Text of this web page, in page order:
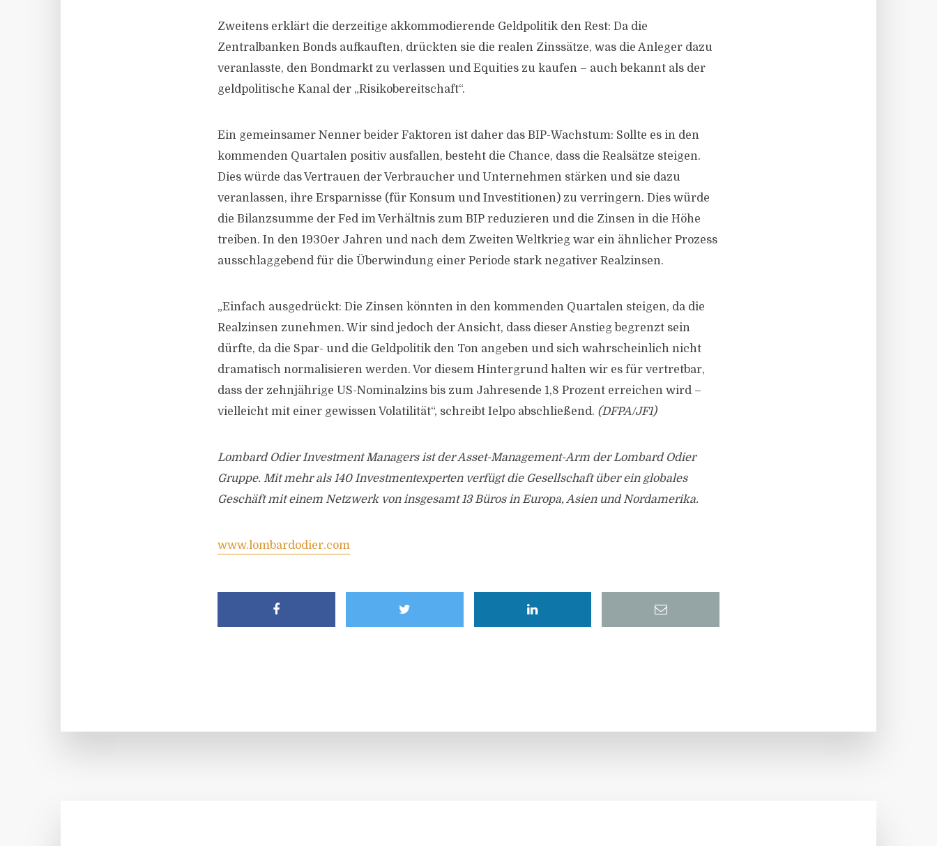
Zweitens erklärt die derzeitige akkommodierende Geldpolitik den Rest: Da die
Zentralbanken Bonds aufkauften, drückten sie die realen Zinssätze, was die Anleger dazu
veranlasste, den Bondmarkt zu verlassen und Equities zu kaufen – auch bekannt als der
geldpolitische Kanal der „Risikobereitschaft“.
Ein gemeinsamer Nenner beider Faktoren ist daher das BIP-Wachstum: Sollte es in den
kommenden Quartalen positiv ausfallen, besteht die Chance, dass die Realsätze steigen.
Dies würde das Vertrauen der Verbraucher und Unternehmen stärken und sie dazu
veranlassen, ihre Ersparnisse (für Konsum und Investitionen) zu verringern. Dies würde
die Bilanzsumme der Fed im Verhältnis zum BIP reduzieren und die Zinsen in die Höhe
treiben. In den 1930er Jahren und nach dem Zweiten Weltkrieg war ein ähnlicher Prozess
ausschlaggebend für die Überwindung einer Periode stark negativer Realzinsen.
„Einfach ausgedrückt: Die Zinsen könnten in den kommenden Quartalen steigen, da die
Realzinsen zunehmen. Wir sind jedoch der Ansicht, dass dieser Anstieg begrenzt sein
dürfte, da die Spar- und die Geldpolitik den Ton angeben und sich wahrscheinlich nicht
dramatisch normalisieren werden. Vor diesem Hintergrund halten wir es für vertretbar,
dass der zehnjährige US-Nominalzins bis zum Jahresende 1,8 Prozent erreichen wird –
vielleicht mit einer gewissen Volatilität“, schreibt Ielpo abschließend. (DFPA/JF1)
Lombard Odier Investment Managers ist der Asset-Management-Arm der Lombard Odier
Gruppe. Mit mehr als 140 Investmentexperten verfügt die Gesellschaft über ein globales
Geschäft mit einem Netzwerk von insgesamt 13 Büros in Europa, Asien und Nordamerika.
www.lombardodier.com